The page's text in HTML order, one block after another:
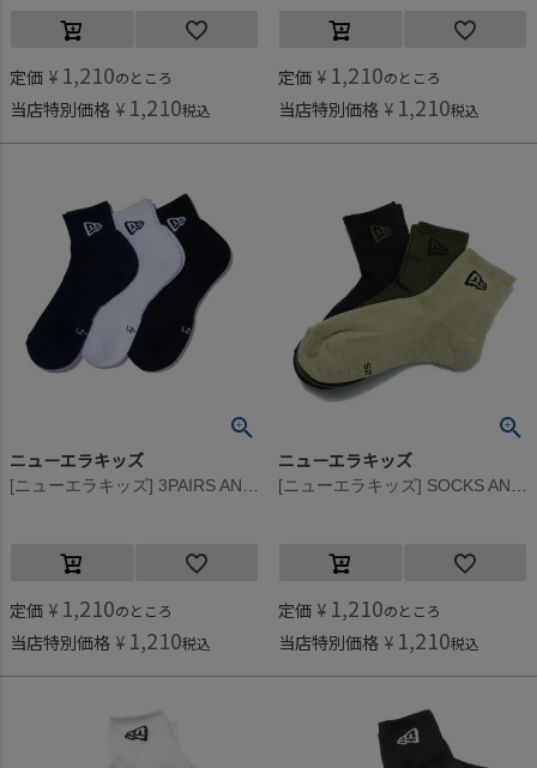
定価 ¥ 1,210のところ
当店特別価格 ¥ 1,210税込
定価 ¥ 1,210のところ
当店特別価格 ¥ 1,210税込
ニューエラキッズ
[ニューエラキッズ] 3PAIRS ANKLE SOCKS(MALTI) マルチ
定価 ¥ 1,210のところ
当店特別価格 ¥ 1,210税込
ニューエラキッズ
[ニューエラキッズ] SOCKS ANKLE 3PAIRS MIL ミリタリー
定価 ¥ 1,210のところ
当店特別価格 ¥ 1,210税込